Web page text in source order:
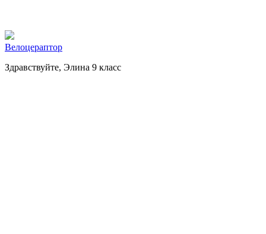
Велоцераптор
Здравствуйте, Элина 9 класс